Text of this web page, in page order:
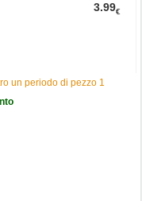
3.99€
un periodo di pezzo 1